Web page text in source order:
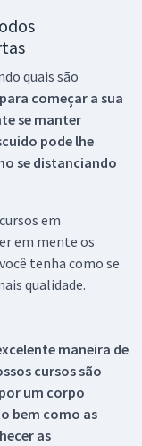
quais são
começar a sua
se manter
pode lhe
se distanciando
em
em mente os
tenha como se
qualidade.
maneira de
cursos são
um corpo
bem como as
as